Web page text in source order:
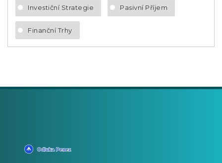
Investiční Strategie Pasivní Příjem
Finanční Trhy